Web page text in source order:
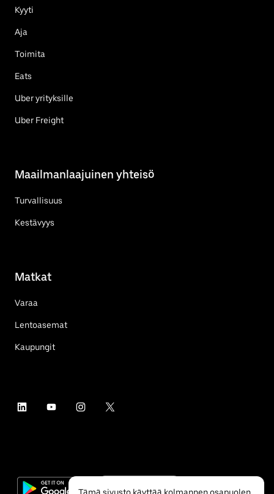
Kyyti
Aja
Toimita
Eats
Uber yrityksille
Uber Freight
Maailmanlaajuinen yhteisö
Turvallisuus
Kestävyys
Matkat
Varaa
Lentoasemat
Kaupungit